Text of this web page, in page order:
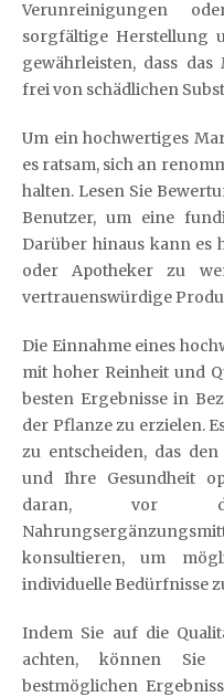
Verunreinigungen
sorgfältige Herstellung
gewährleisten, dass
frei von schädlichen
Um ein hochwertiges
es ratsam, sich an
halten. Lesen Sie
Benutzer, um eine
Darüber hinaus kann es
oder Apotheker zu
vertrauenswürdige
Die Einnahme eines
mit hoher Reinheit und
besten Ergebnisse in
der Pflanze zu erzielen.
zu entscheiden, das
und Ihre Gesundheit
daran, vor
konsultieren, um
individuelle Bedürfnisse
Indem Sie auf die
achten, können Sie
bestmöglichen